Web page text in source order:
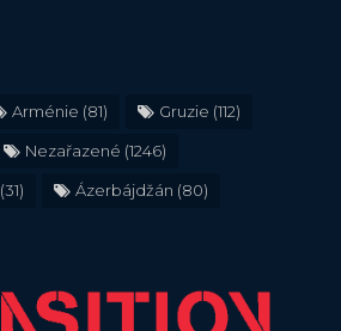
Arménie (81) Gruzie (112)
Nezařazené (1246)
(31) Ázerbájdžán (80)